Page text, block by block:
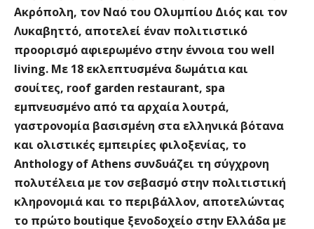
Ακρόπολη, τον Ναό του Ολυμπίου Διός και τον
Λυκαβηττό, αποτελεί έναν πολιτιστικό
προορισμό αφιερωμένο στην έννοια του well
living. Με 18 εκλεπτυσμένα δωμάτια και
σουίτες, roof garden restaurant, spa
εμπνευσμένο από τα αρχαία λουτρά,
γαστρονομία βασισμένη στα ελληνικά βότανα
και ολιστικές εμπειρίες φιλοξενίας, το
Anthology of Athens συνδυάζει τη σύγχρονη
πολυτέλεια με τον σεβασμό στην πολιτιστική
κληρονομιά και το περιβάλλον, αποτελώντας
το πρώτο boutique ξενοδοχείο στην Ελλάδα με